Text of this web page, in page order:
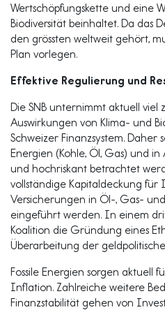
Wertschöpfungskette und eine
Biodiversität beinhaltet. Da das
den grössten weltweit gehört,
Plan vorlegen.
Effektive Regulierung und
Die SNB unternimmt aktuell
Auswirkungen von Klima- und
Schweizer Finanzsystem. Daher
Energien (Kohle, Öl, Gas) und
und hochriskant betrachtet
vollständige Kapitaldeckung für
Versicherungen in Öl-, Gas-
eingeführt werden. In einem
Koalition die Gründung eines
Überarbeitung der
Fossile Energien sorgen aktuell
Inflation. Zahlreiche weitere
Finanzstabilität gehen von